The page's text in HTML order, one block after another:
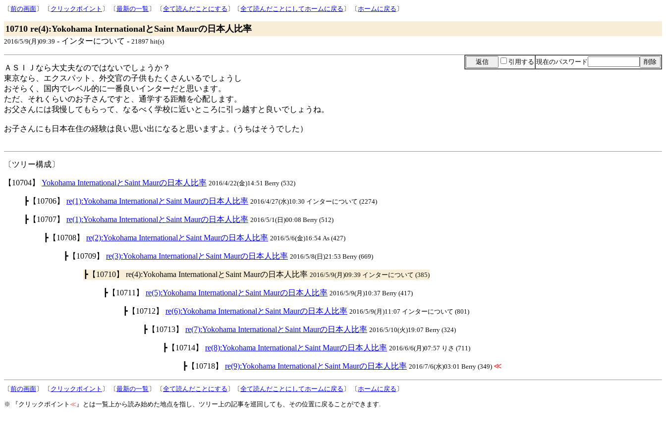
〔前の画面〕 〔 クリックポイント 〕 〔最新の一覧 〕 〔全て読んだことにする 〕〔全て読んだことにしてホームに戻る 〕 〔ホームに戻る 〕
10710 re(4):Yokohama InternationalとSaint Maurの日本人比率
2016/5/9(月)09:39 - インターについて - 21897 hit(s)
引用する 現在のパスワード
ＡＳＩＪなら大丈夫なのではないでしょうか？
東京なら、エクスパット、外交官の子供もたくさんいるでしょうし
おそらく、国内でレベル的に一番良いインターだと思います。
ただ、それくらいのお子さんですと、通学する距離を心配します。
お父さんには我慢してもらって、なるべく学校に近いところに引っ越すと良いでしょうね。
お子さんにも日本在住の経験は良い思い出になると思いますよ。(うちはそうでした）
〔ツリー構成〕
【10704】 Yokohama InternationalとSaint Maurの日本人比率 2016/4/22(金)14:51 Berry (532)
┣【10706】 re(1):Yokohama InternationalとSaint Maurの日本人比率 2016/4/27(水)10:30 インターについて (2274)
┣【10707】 re(1):Yokohama InternationalとSaint Maurの日本人比率 2016/5/1(日)00:08 Berry (512)
┣【10708】 re(2):Yokohama InternationalとSaint Maurの日本人比率 2016/5/6(金)16:54 As (427)
┣【10709】 re(3):Yokohama InternationalとSaint Maurの日本人比率 2016/5/8(日)21:53 Berry (669)
┣【10710】 re(4):Yokohama InternationalとSaint Maurの日本人比率 2016/5/9(月)09:39 インターについて (385)
┣【10711】 re(5):Yokohama InternationalとSaint Maurの日本人比率 2016/5/9(月)10:37 Berry (417)
┣【10712】 re(6):Yokohama InternationalとSaint Maurの日本人比率 2016/5/9(月)11:07 インターについて (801)
┣【10713】 re(7):Yokohama InternationalとSaint Maurの日本人比率 2016/5/10(火)19:07 Berry (324)
┣【10714】 re(8):Yokohama InternationalとSaint Maurの日本人比率 2016/6/6(月)07:57 りさ (711)
┣【10718】 re(9):Yokohama InternationalとSaint Maurの日本人比率 2016/7/6(水)03:01 Berry (349) ≪
〔前の画面〕 〔 クリックポイント 〕 〔最新の一覧 〕 〔全て読んだことにする 〕〔全て読んだことにしてホームに戻る 〕 〔ホームに戻る 〕
※ 『クリックポイント ≪』とは一覧上から読み始めた地点を指し、ツリー上の記事を巡回しても、その位置に戻ることができます.